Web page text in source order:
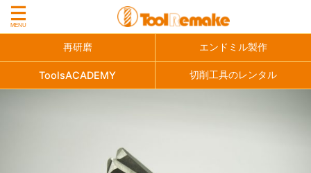
再研磨 エンドミル製作
ToolsACADEMY 切削工具のレンタル